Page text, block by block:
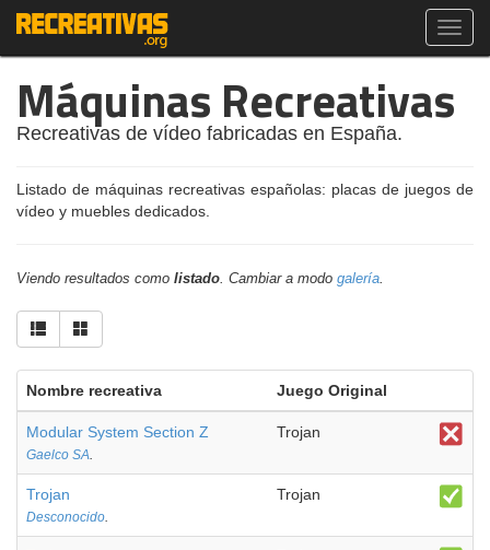
Máquinas Recreativas
Recreativas de vídeo fabricadas en España.
Listado de máquinas recreativas españolas: placas de juegos de
vídeo y muebles dedicados.
Viendo resultados como listado. Cambiar a modo galería.
Nombre recreativa Juego Original
Modular System Section Z
Gaelco SA.
Trojan
Trojan
Desconocido.
Trojan